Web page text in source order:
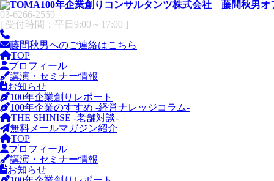
03-6266-2559
[ 受付時間：平日9:00～17:00 ]
藤間秋男へのご連絡はこちら
TOP
プロフィール
講演・セミナー情報
お知らせ
100年企業創りレポート
100年企業のすすめ -経営ナレッジコラム-
THE SHINISE -老舗対談-
無料メールマガジン紹介
TOP
プロフィール
講演・セミナー情報
お知らせ